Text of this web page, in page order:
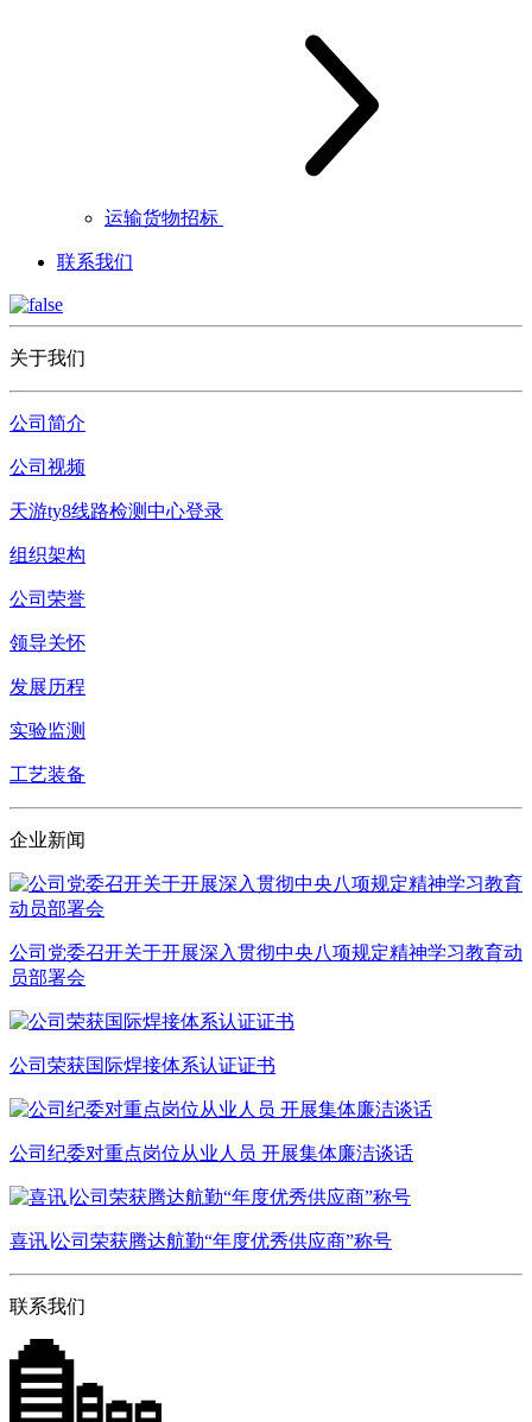
运输货物招标
联系我们
关于我们
公司简介
公司视频
天游ty8线路检测中心登录
组织架构
公司荣誉
领导关怀
发展历程
实验监测
工艺装备
企业新闻
公司党委召开关于开展深入贯彻中央八项规定精神学习教育动
员部署会
公司荣获国际焊接体系认证证书
公司纪委对重点岗位从业人员 开展集体廉洁谈话
喜讯∣公司荣获腾达航勤“年度优秀供应商”称号
联系我们